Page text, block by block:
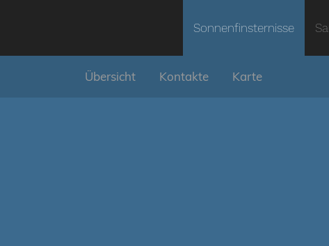
Sonnenfinsternisse
Übersicht Kontakte Karte